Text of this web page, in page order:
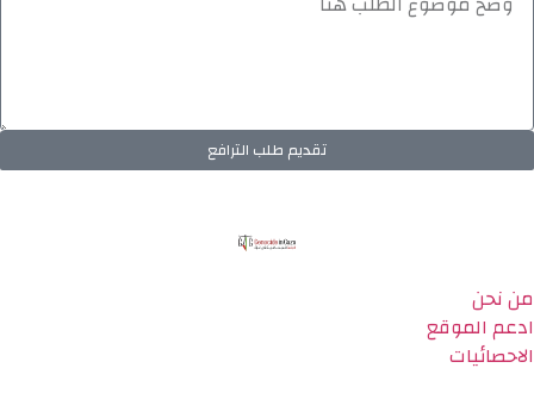
تقديم طلب الترافع
من نحن
ادعم الموقع
الاحصائيات